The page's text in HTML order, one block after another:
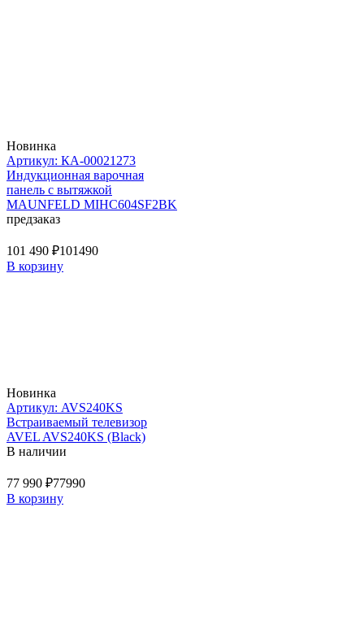
Новинка
Артикул: КА-00021273
Индукционная варочная
панель с вытяжкой
MAUNFELD MIHC604SF2BK
предзаказ
101 490 ₽101490
В корзину
Новинка
Артикул: AVS240KS
Встраиваемый телевизор
AVEL AVS240KS (Black)
В наличии
77 990 ₽77990
В корзину